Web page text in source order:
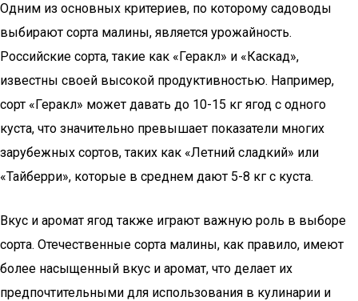
Одним из основных критериев, по которому садоводы
выбирают сорта малины, является урожайность.
Российские сорта, такие как «Геракл» и «Каскад»,
известны своей высокой продуктивностью. Например,
сорт «Геракл» может давать до 10-15 кг ягод с одного
куста, что значительно превышает показатели многих
зарубежных сортов, таких как «Летний сладкий» или
«Тайберри», которые в среднем дают 5-8 кг с куста.
Вкус и аромат ягод также играют важную роль в выборе
сорта. Отечественные сорта малины, как правило, имеют
более насыщенный вкус и аромат, что делает их
предпочтительными для использования в кулинарии и